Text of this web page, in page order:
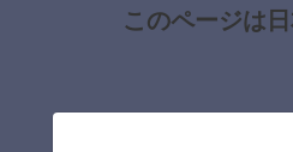
このページは